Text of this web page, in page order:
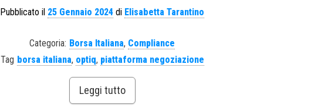
Pubblicato il 25 Gennaio 2024 di Elisabetta Tarantino
Categoria: Borsa Italiana, Compliance
Tag borsa italiana, optiq, piattaforma negoziazione
Leggi tutto